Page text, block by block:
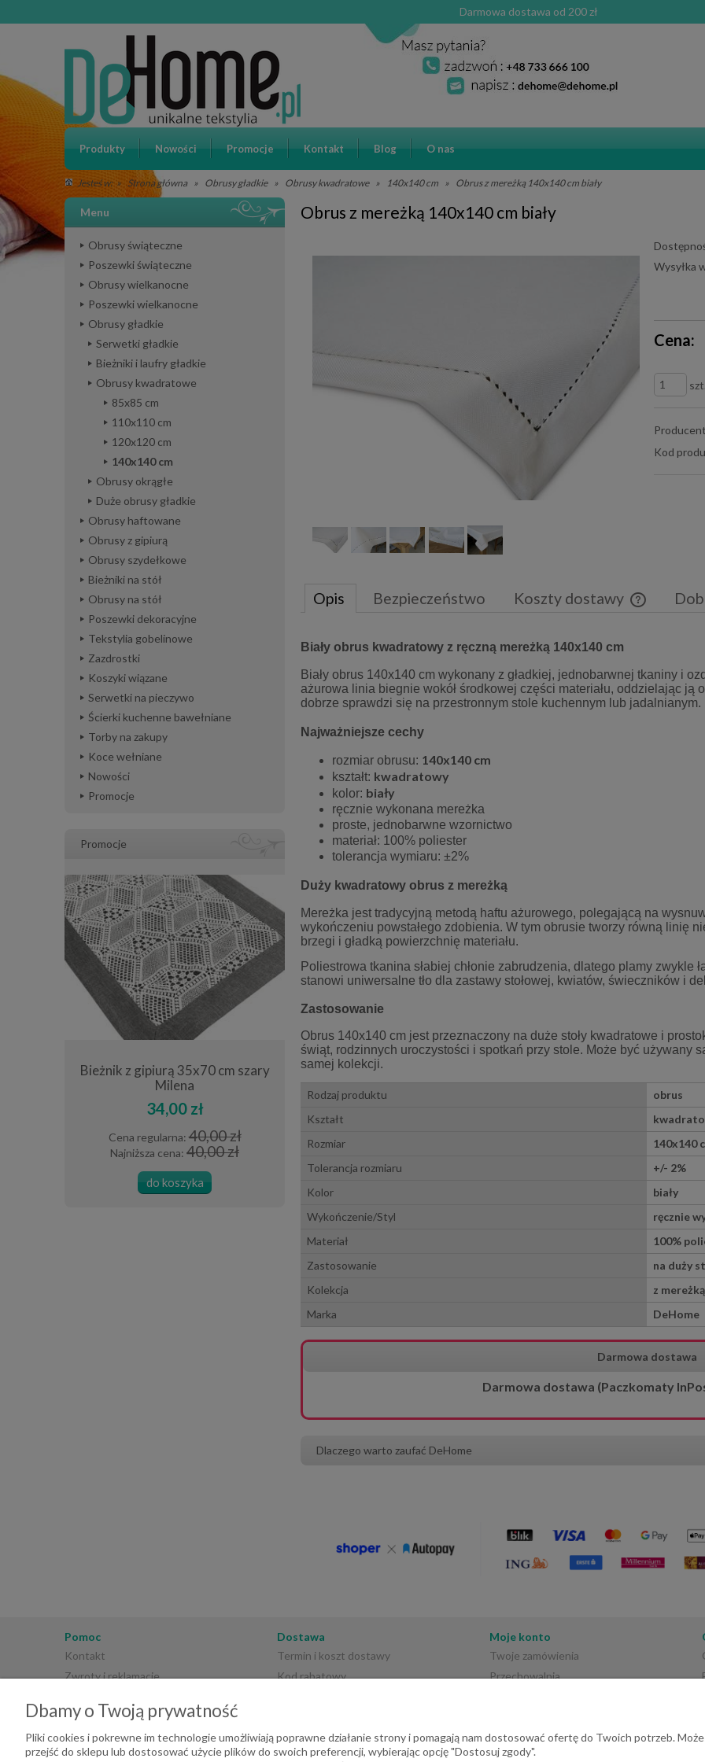
Darmowa dostawa od 200 zł
Produkty Nowości Promocje Kontakt Blog O nas
Jesteś w: » Strona główna » Obrusy gładkie » Obrusy kwadratowe » 140x140 cm » Obrus z mereżką 140x140 cm biały
Menu
Obrusy świąteczne
Poszewki świąteczne
Obrusy wielkanocne
Poszewki wielkanocne
Obrusy gładkie
Serwetki gładkie
Bieżniki i laufry gładkie
Obrusy kwadratowe
85x85 cm
110x110 cm
120x120 cm
140x140 cm
Obrusy okrągłe
Duże obrusy gładkie
Obrusy haftowane
Obrusy z gipiurą
Obrusy szydełkowe
Bieżniki na stół
Obrusy na stół
Poszewki dekoracyjne
Tekstylia gobelinowe
Zazdrostki
Koszyki wiązane
Serwetki na pieczywo
Ścierki kuchenne bawełniane
Torby na zakupy
Koce wełniane
Nowości
Promocje
Promocje
Bieżnik z gipiurą 35x70 cm szary
Milena
34,00 zł
Cena regularna:40,00 zł
Najniższa cena: 40,00 zł
do koszyka
Obrus z gipiurą 85x85 cm szary
Milena
Cena regularna:
Kotek
20,00 zł
20,00 zł
Obrus z mereżką 140x140 cm biały
Wysyłka
Cena:
szt.
Kod
Opis Bezpieczeństwo Koszty dostawy
Biały obrus kwadratowy z ręczną mereżką 140x140 cm
Biały obrus 140x140 cm wykonany z gładkiej, jednobarwnej tkaniny i
ażurowa linia biegnie wokół środkowej części materiału, oddzielając ją
dobrze sprawdzi się na przestronnym stole kuchennym lub jadalnianym.
Najważniejsze cechy
rozmiar obrusu: 140x140 cm
kształt: kwadratowy
kolor: biały
ręcznie wykonana mereżka
proste, jednobarwne wzornictwo
materiał: 100% poliester
tolerancja wymiaru: ±2%
Duży kwadratowy obrus z mereżką
Mereżka jest tradycyjną metodą haftu ażurowego, polegającą na
wykończeniu powstałego zdobienia. W tym obrusie tworzy równą linię
brzegi i gładką powierzchnię materiału.
Poliestrowa tkanina słabiej chłonie zabrudzenia, dlatego plamy zwykle
stanowi uniwersalne tło dla zastawy stołowej, kwiatów, świeczników i
Zastosowanie
Obrus 140x140 cm jest przeznaczony na duże stoły kwadratowe i
świąt, rodzinnych uroczystości i spotkań przy stole. Może być używany
samej kolekcji.
Rodzaj produktu
obrus
Kształt
Rozmiar
140x140
Tolerancja rozmiaru
+/- 2%
Kolor
biały
Wykończenie/Styl
ręcznie
Materiał
100%
Zastosowanie
na duży
Kolekcja
z mereżką
Marka
DeHome
Darmowa dostawa
Darmowa dostawa (Paczkomaty
Dlaczego warto zaufać DeHome
Pomoc
Kontakt
Zwroty i reklamacje
Polityka prywatności
Dostawa
Termin i koszt dostawy
Kod rabatowy
Moje konto
Twoje zamówienia
Przechowalnia
Dbamy o Twoją prywatność
Pliki cookies i pokrewne im technologie umożliwiają poprawne działanie strony i pomagają nam dostosować ofertę do Twoich potrzeb.
przejść do sklepu lub dostosować użycie plików do swoich preferencji, wybierając opcję "Dostosuj zgody".